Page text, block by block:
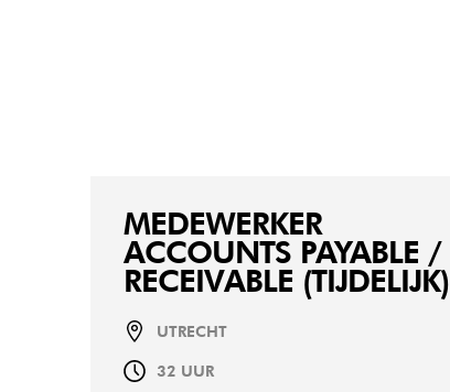
MEDEWERKER
ACCOUNTS PAYABLE /
RECEIVABLE (TIJDELIJK)
UTRECHT
32 UUR